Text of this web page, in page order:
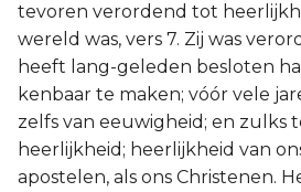
tevoren verordend tot
wereld was, vers 7. Zij was
heeft lang-geleden besloten
kenbaar te maken; vóór vele
zelfs van eeuwigheid; en zulks
heerlijkheid; heerlijkheid van
apostelen, als ons Christenen.